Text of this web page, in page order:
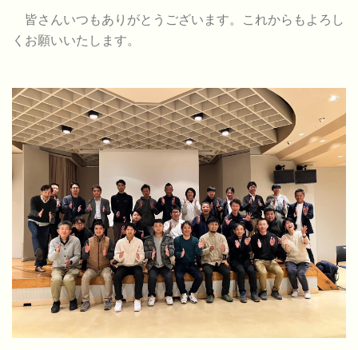
皆さんいつもありがとうございます。これからもよろし
くお願いいたします。